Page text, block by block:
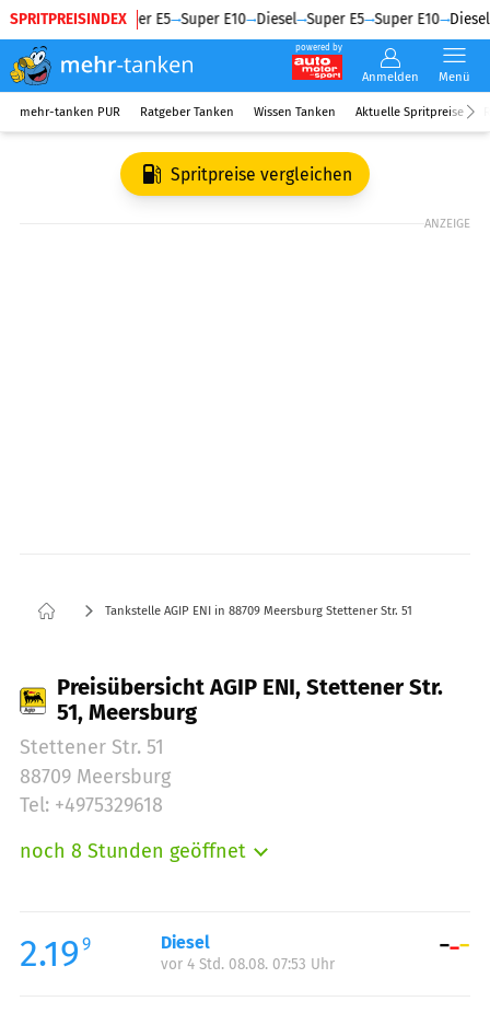
SPRITPREISINDEX
Diesel Super E5 Super E10 Diesel Super E5 Super E10 Diesel
powered by
Anmelden Menü
mehr-tanken PUR Ratgeber Tanken Wissen Tanken Aktuelle Spritpreise
Spritpreise vergleichen
ANZEIGE
Tankstelle AGIP ENI in 88709 Meersburg Stettener Str. 51
Preisübersicht AGIP ENI, Stettener Str.
51, Meersburg
Stettener Str. 51
88709 Meersburg
Tel: +4975329618
noch 8 Stunden geöffnet
Mittwoch:
05:00-23:00
Donnerstag:
2.19 9 Diesel
vor 4 Std. 08.08. 07:53 Uhr